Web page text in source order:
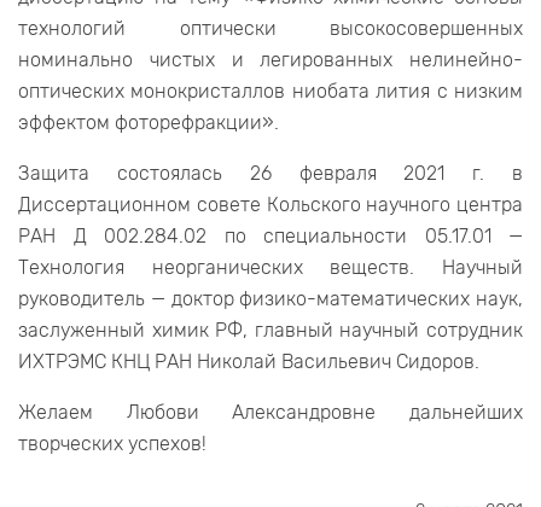
технологий оптически высокосовершенных
номинально чистых и легированных нелинейно-
оптических монокристаллов ниобата лития с низким
эффектом фоторефракции».
Защита состоялась 26 февраля 2021 г. в
Диссертационном совете Кольского научного центра
РАН Д 002.284.02 по специальности 05.17.01 —
Технология неорганических веществ. Научный
руководитель — доктор физико-математических наук,
заслуженный химик РФ, главный научный сотрудник
ИХТРЭМС КНЦ РАН Николай Васильевич Сидоров.
Желаем Любови Александровне дальнейших
творческих успехов!